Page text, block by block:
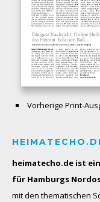
Vorherige Print-
heimatecho.de ist
für Hamburgs
mit den thematischen